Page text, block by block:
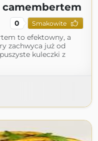
camembertem
0 Smakowite
to efektowny, a
zachwyca już od
kuleczki z